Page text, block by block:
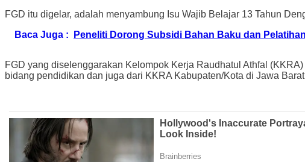
FGD itu digelar, adalah menyambung Isu Wajib Belajar 13 Tahun
Baca Juga :
Peneliti Dorong Subsidi Bahan Baku dan
FGD yang diselenggarakan Kelompok Kerja Raudhatul Athfal
bidang pendidikan dan juga dari KKRA Kabupaten/Kota di Jawa